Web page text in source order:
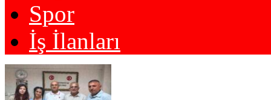
Spor
İş İlanları